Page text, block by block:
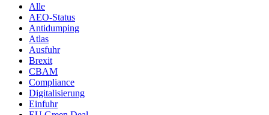
Alle
AEO-Status
Antidumping
Atlas
Ausfuhr
Brexit
CBAM
Compliance
Digitalisierung
Einfuhr